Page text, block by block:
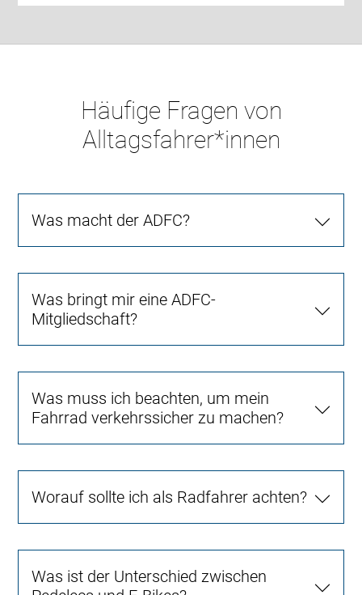
Häufige Fragen von
Alltagsfahrer*innen
Was macht der ADFC?
Was bringt mir eine ADFC-
Mitgliedschaft?
Was muss ich beachten, um mein
Fahrrad verkehrssicher zu machen?
Worauf sollte ich als Radfahrer achten?
Was ist der Unterschied zwischen